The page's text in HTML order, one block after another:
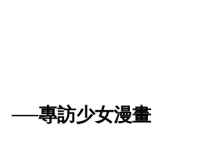
──專訪少女漫畫